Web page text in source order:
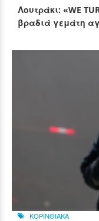
Λουτράκι: «WE
βραδιά γεμάτη
ΚΟΡΙΝΘΙΑΚΑ